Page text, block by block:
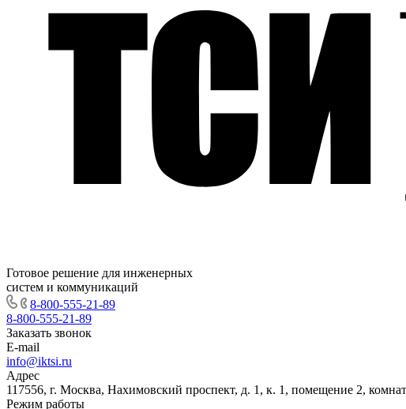
Готовое решение для инженерных
систем и коммуникаций
8-800-555-21-89
8-800-555-21-89
Заказать звонок
E-mail
info@iktsi.ru
Адрес
117556, г. Москва, Нахимовский проспект, д. 1, к. 1, помещение 2,
Режим работы